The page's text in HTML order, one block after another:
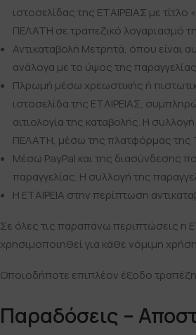
ιστοσελίδας της ΕΤΑΙΡΕΙΑΣ με
ΠΕΛΑΤΗ σε τραπεζικό λογαριασμό
Αντικαταβολή Μετρητά, όπου είναι
ανάλογα με το ύψος της
Πλρωμή μέσω χρεωστικής ή
ιστοσελίδα της ΕΤΑΙΡΕΙΑΣ,
αιτιολογία της καταβολής. Η
ΠΕΛΑΤΗ, μέσω της πλατφόρμας της
Μέσω PayPal και της διασύνδεσης
παραγγελίας. Η συλλογή της
Η ΕΤΑΙΡΕΙΑ στην περίπτωση
Σε όλες τις παραπάνω περιπτώσεις η
χρησιμοποιηθεί για κάθε νόμιμη
Οποιοδήποτε επιπλέον έξοδο
Παραδόσεις –